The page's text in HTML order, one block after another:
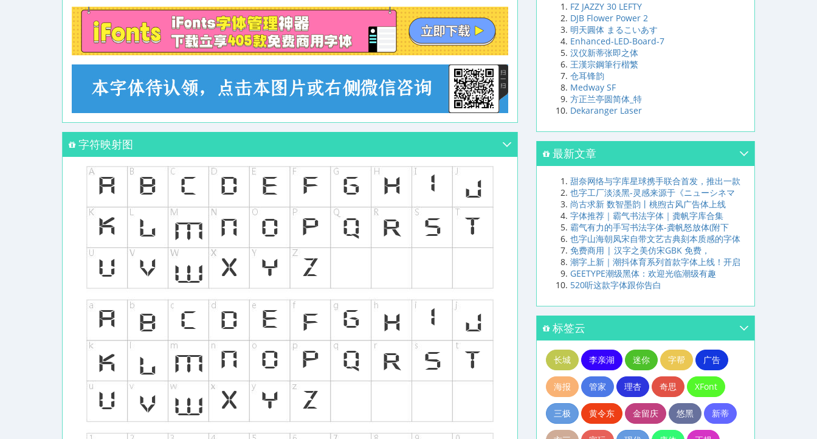
字符映射图
FZ JAZZY 30 LEFTY
DJB Flower Power 2
明天圓体 まるこいあす
Enhanced-LED-Board-7
汉仪新蒂张即之体
王漢宗鋼筆行楷繁
仓耳锋韵
Medway SF
方正兰亭圆简体_特
Dekaranger Laser
最新文章
甜奈网络与字库星球携手联合首发，推出一款
也字工厂淡淡黑-灵感来源于《ニューシネマ
尚古求新 数智墨韵丨桃煦古风广告体上线
字体推荐｜霸气书法字体｜龚帆字库合集
霸气有力的手写书法字体-龚帆怒放体(附下
也字山海朝凤宋自带文艺古典刻本质感的字体
免费商用 | 汉字之美仿宋GBK 免费，
潮字上新｜潮抖体育系列首款字体上线！开启
GEETYPE潮级黑体：欢迎光临潮级有趣
520听这款字体跟你告白
标签云
长城 李亲湖 迷你 字帮 广告
海报 管家 理杏 奇思 XFont
三极 黄令东 金留庆 悠黑 新蒂